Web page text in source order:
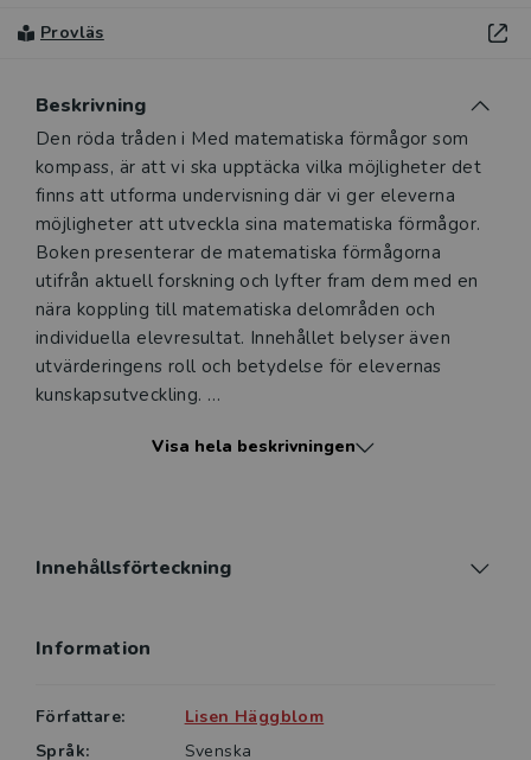
Provläs
Beskrivning
Beskrivning
Den röda tråden i Med matematiska förmågor som
kompass, är att vi ska upptäcka vilka möjligheter det
finns att utforma undervisning där vi ger eleverna
möjligheter att utveckla sina matematiska förmågor.
Boken presenterar de matematiska förmågorna
utifrån aktuell forskning och lyfter fram dem med en
nära koppling till matematiska delområden och
individuella elevresultat. Innehållet belyser även
utvärderingens roll och betydelse för elevernas
kunskapsutveckling.
Läsaren får ta del av hur vi med stöd i laborativt
aktiviteter kan vi stödja eleverna att också utveckla
De mate­matiska förmågorna är sammanvävda till ett
matematiskt innehåll. I boken presenteras
Visa hela beskrivningen
Innehållsförteckning
Information
Författare:
Lisen Häggblom
Språk:
Svenska